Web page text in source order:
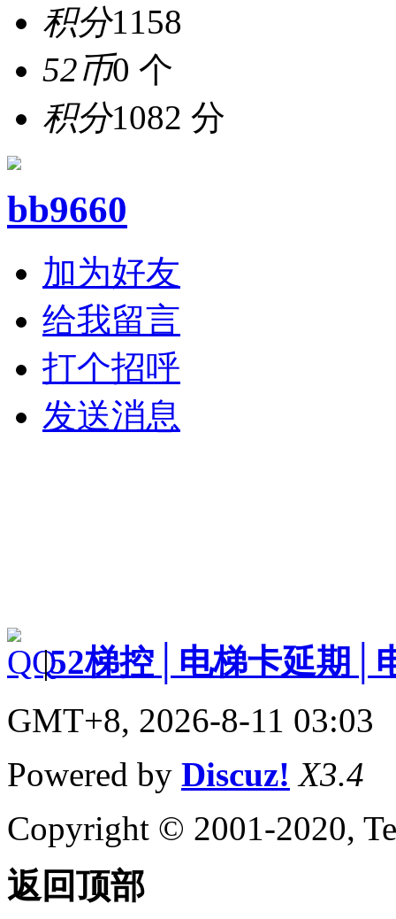
积分1158
52币0 个
积分1082 分
bb9660
加为好友
给我留言
打个招呼
发送消息
|52梯控│电梯卡延期│
GMT+8, 2026-8-11 03:03
Powered by Discuz! X3.4
Copyright © 2001-2020,
返回顶部